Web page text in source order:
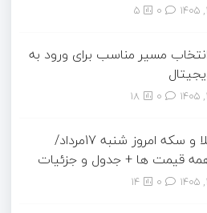
5
مسیر مناسب برای ورود به
18
قیمت طلا و سکه امروز شنبه 17مرداد/
قیمت ها + جدول و جزئیات
14